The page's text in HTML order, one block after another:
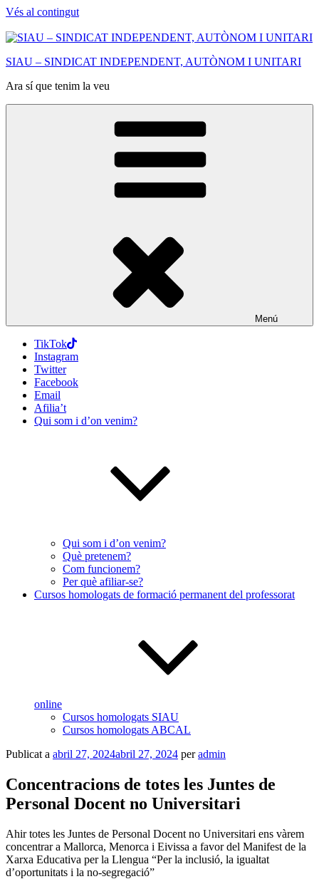
Vés al contingut
SIAU – SINDICAT INDEPENDENT, AUTÒNOM I UNITARI
Ara sí que tenim la veu
Menú
TikTok
Instagram
Twitter
Facebook
Email
Afilia’t
Qui som i d’on venim?
Qui som i d’on venim?
Què pretenem?
Com funcionem?
Per què afiliar-se?
Cursos homologats de formació permanent del professorat
online
Cursos homologats SIAU
Cursos homologats ABCAL
Publicat a abril 27, 2024abril 27, 2024 peradmin
Concentracions de totes les Juntes de
Personal Docent no Universitari
Ahir totes les Juntes de Personal Docent no Universitari ens vàrem
concentrar a Mallorca, Menorca i Eivissa a favor del Manifest de la
Xarxa Educativa per la Llengua “Per la inclusió, la igualtat
d’oportunitats i la no-segregació”